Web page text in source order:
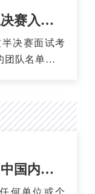
2022丘成桐中学科学奖总决赛入围团队及论文公示通知海外赛区
决赛面试考
队名单。共
的官网上公示
日-11月22日
2022丘成桐中学科学奖（中国内地） 总决赛入围名单公示